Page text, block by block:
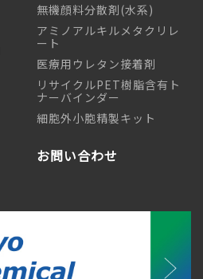
無機顔料分散剤(水系)
アミノアルキルメタクリレ
ート
医療用ウレタン接着剤
リサイクルPET樹脂含有ト
ナーバインダー
細胞外小胞精製キット
お問い合わせ